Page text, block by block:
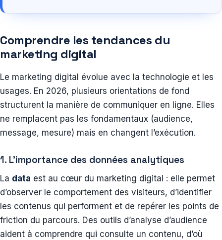
Comprendre les tendances du
marketing digital
Le marketing digital évolue avec la technologie et les
usages. En 2026, plusieurs orientations de fond
structurent la manière de communiquer en ligne. Elles
ne remplacent pas les fondamentaux (audience,
message, mesure) mais en changent l’exécution.
1. L’importance des données analytiques
La data est au cœur du marketing digital : elle permet
d’observer le comportement des visiteurs, d’identifier
les contenus qui performent et de repérer les points de
friction du parcours. Des outils d’analyse d’audience
aident à comprendre qui consulte un contenu, d’où